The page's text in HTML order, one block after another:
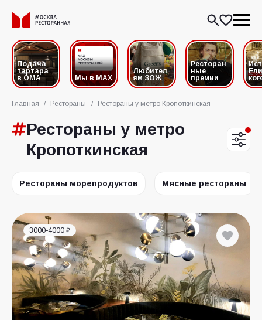
Подача
тартара
в ОМА
Мы в MAX
Любител
ям ЗОЖ
Ресторан
ные
премии
Главная / Рестораны / Рестораны у метро Кропоткинская
Рестораны у метро
Кропоткинская
Рестораны морепродуктов Мясные рестораны
3000-4000 ₽